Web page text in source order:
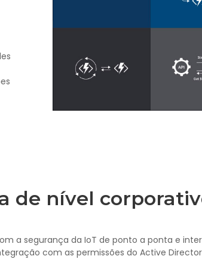
de nível
a segurança da IoT de ponto a ponta e
com as permissões do Active